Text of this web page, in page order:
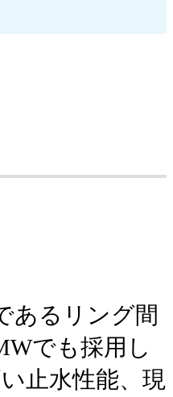
あるリング間
でも採用し
止水性能、現